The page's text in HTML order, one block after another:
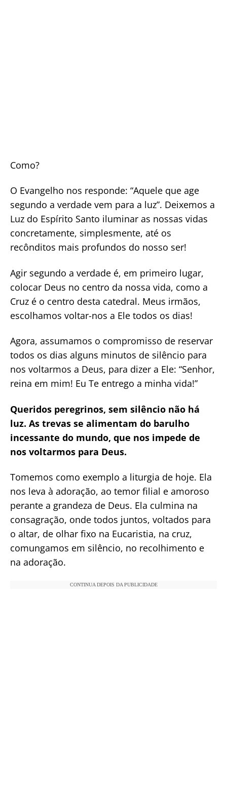
Como?
O Evangelho nos responde: “Aquele que age
segundo a verdade vem para a luz”. Deixemos a
Luz do Espírito Santo iluminar as nossas vidas
concretamente, simplesmente, até os
recônditos mais profundos do nosso ser!
Agir segundo a verdade é, em primeiro lugar,
colocar Deus no centro da nossa vida, como a
Cruz é o centro desta catedral. Meus irmãos,
escolhamos voltar-nos a Ele todos os dias!
Agora, assumamos o compromisso de reservar
todos os dias alguns minutos de silêncio para
nos voltarmos a Deus, para dizer a Ele: “Senhor,
reina em mim! Eu Te entrego a minha vida!”
Queridos peregrinos, sem silêncio não há
luz. As trevas se alimentam do barulho
incessante do mundo, que nos impede de
nos voltarmos para Deus.
Tomemos como exemplo a liturgia de hoje. Ela
nos leva à adoração, ao temor filial e amoroso
perante a grandeza de Deus. Ela culmina na
consagração, onde todos juntos, voltados para
o altar, de olhar fixo na Eucaristia, na cruz,
comungamos em silêncio, no recolhimento e
na adoração.
CONTINUA DEPOIS DA PUBLICIDADE